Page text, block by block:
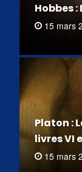
Hobbes :
15 mars
Platon :
livres VI
15 mars